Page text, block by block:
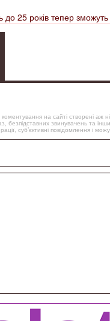
25 років тепер
на сайті створені аж
безпідставних звинувачень та
суб’єктивні повідомлення і